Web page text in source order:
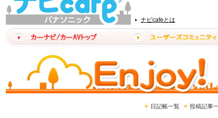
ナビcafeとは
日記帳一覧 投稿記事